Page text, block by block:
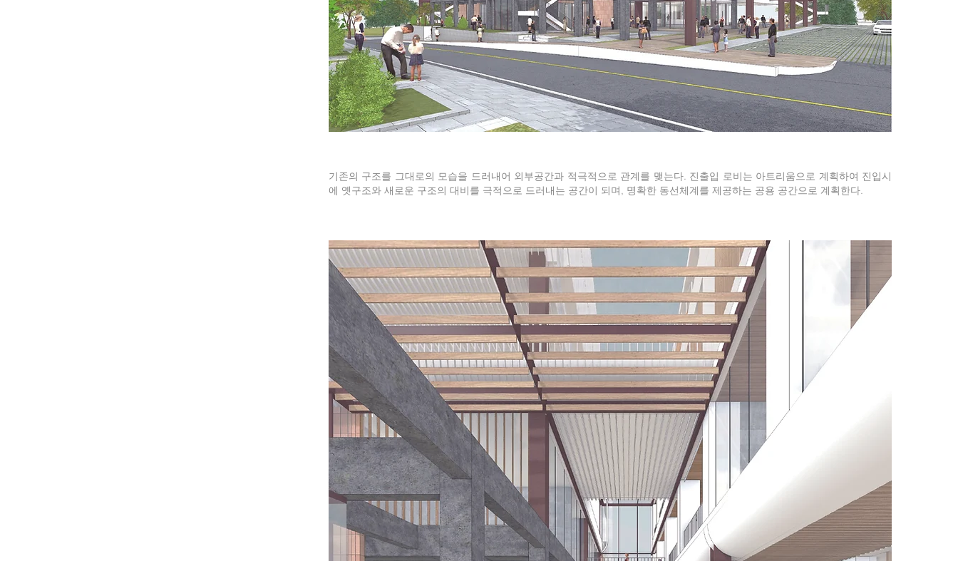
기존의 구조를 그대로의 모습을 드러내어 외부공간과 적극적으로 관계를 맺는다. 진출입 로비는 아트리움으로 계획하여 진입시
에 옛구조와 새로운 구조의 대비를 극적으로 드러내는 공간이 되며, 명확한 동선체계를 제공하는 공용 공간으로 계획한다.